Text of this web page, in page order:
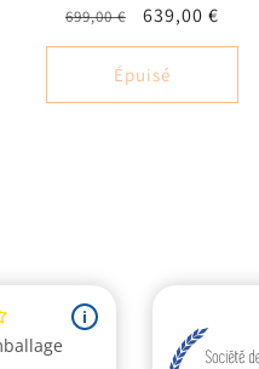
Prix
habituel
699,00 €
Prix
promotionnel
639,00 €
Épuisé